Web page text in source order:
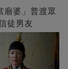
廟婆」普渡眾
徒男友